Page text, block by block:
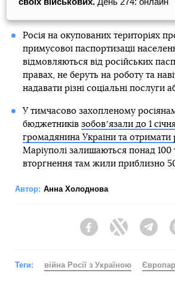
Росія на окупованих територіях
примусової паспортизації
відмовляються від російських
правах, не беруть на роботу та
надавати різні соціальні послуги
У тимчасово захопленому
бюджетників зобовʼязали до 1
громадянина України та отримати
Маріуполі залишаються понад 100
вторгнення там жили приблизно
Автор: Анна Холоднова
FacebookTwitter
Теги: війна Росії з Україною